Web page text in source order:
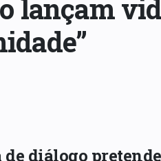
lançam
diálogo